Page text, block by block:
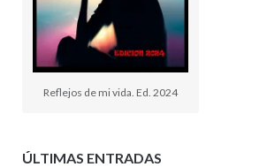
Reflejos de mi vida. Ed. 2024
ÚLTIMAS ENTRADAS